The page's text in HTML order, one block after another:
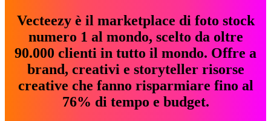
Vecteezy è il marketplace di foto stock
numero 1 al mondo, scelto da oltre
90.000 clienti in tutto il mondo. Offre a
brand, creativi e storyteller risorse
creative che fanno risparmiare fino al
76% di tempo e budget.